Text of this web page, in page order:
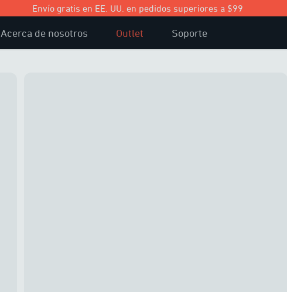
Envío gratis en EE. UU. en pedidos superiores a $99
Acerca de nosotros Outlet Soporte